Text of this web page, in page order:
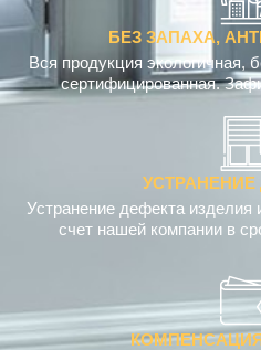
БЕЗ ЗАПАХА,
Вся продукция экологичная,
сертифицированная.
Устранение дефекта изделия
счет нашей компании в